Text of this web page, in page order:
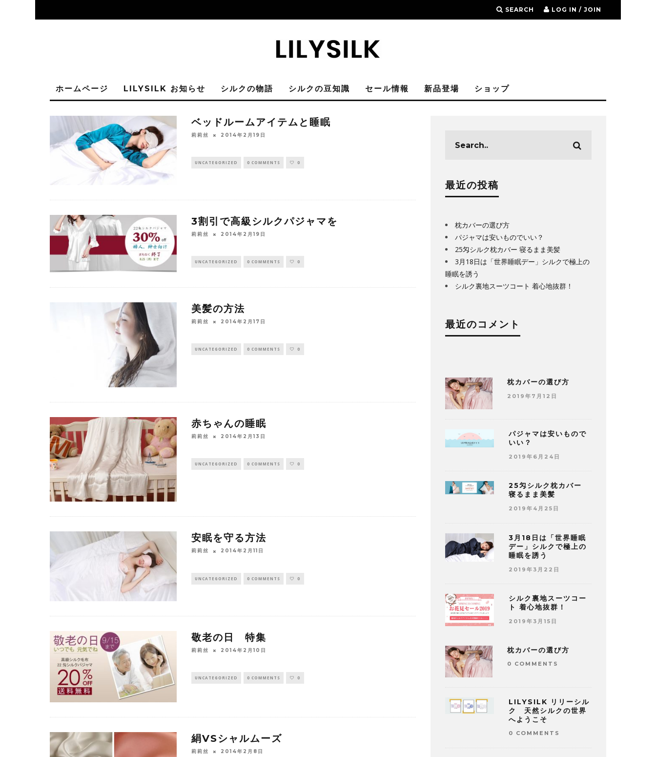
SEARCH LOG IN / JOIN
ホームページ LILYSILK お知らせ シルクの物語 シルクの豆知識 セール情報 新品登場 ショップ
ベッドルームアイテムと睡眠
莉莉丝 2014年2月19日
UNCATEGORIZED 0 COMMENTS 0
3割引で高級シルクパジャマを
莉莉丝 2014年2月19日
UNCATEGORIZED 0 COMMENTS 0
美髪の方法
莉莉丝 2014年2月17日
UNCATEGORIZED 0 COMMENTS 0
赤ちゃんの睡眠
莉莉丝 2014年2月13日
UNCATEGORIZED 0 COMMENTS 0
安眠を守る方法
莉莉丝 2014年2月11日
UNCATEGORIZED 0 COMMENTS 0
敬老の日 特集
莉莉丝 2014年2月10日
UNCATEGORIZED 0 COMMENTS 0
絹VSシャルムーズ
莉莉丝 2014年2月8日
最近の投稿
枕カバーの選び方
パジャマは安いものでいい？
25匁シルク枕カバー 寝るまま美髪
3月18日は「世界睡眠デー」シルクで極上の
睡眠を誘う
シルク裏地スーツコート 着心地抜群！
最近のコメント
枕カバーの選び方
2019年7月12日
パジャマは安いもので
いい？
2019年6月24日
25匁シルク枕カバー
寝るまま美髪
2019年4月25日
3月18日は「世界睡眠
デー」シルクで極上の
睡眠を誘う
2019年3月22日
シルク裏地スーツコー
ト 着心地抜群！
2019年3月15日
枕カバーの選び方
0 COMMENTS
LILYSILK リリーシル
ク 天然シルクの世界
へようこそ
0 COMMENTS